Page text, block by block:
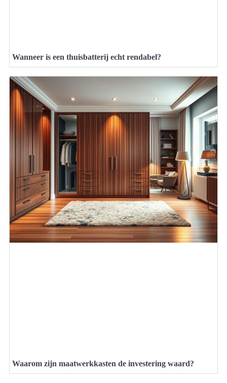
Wanneer is een thuisbatterij echt rendabel?
Waarom zijn maatwerkkasten de investering waard?